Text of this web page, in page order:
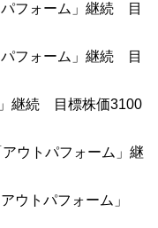
フォーム」継続 目
フォーム」継続 目
継続 目標株価3100
ウトパフォーム」継
ウトパフォーム」